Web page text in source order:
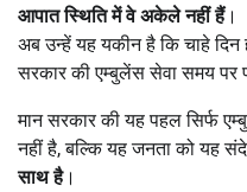
आपात स्थिति में वे अकेले नहीं हैं।
अब उन्हें यह यकीन है कि चाहे दिन
सरकार की एम्बुलेंस सेवा समय पर
मान सरकार की यह पहल सिर्फ
नहीं है, बल्कि यह जनता को यह
साथ है।